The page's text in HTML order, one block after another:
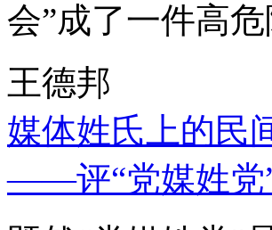
会”成了一件高
王德邦
媒体姓氏上的民
——评“党媒姓党